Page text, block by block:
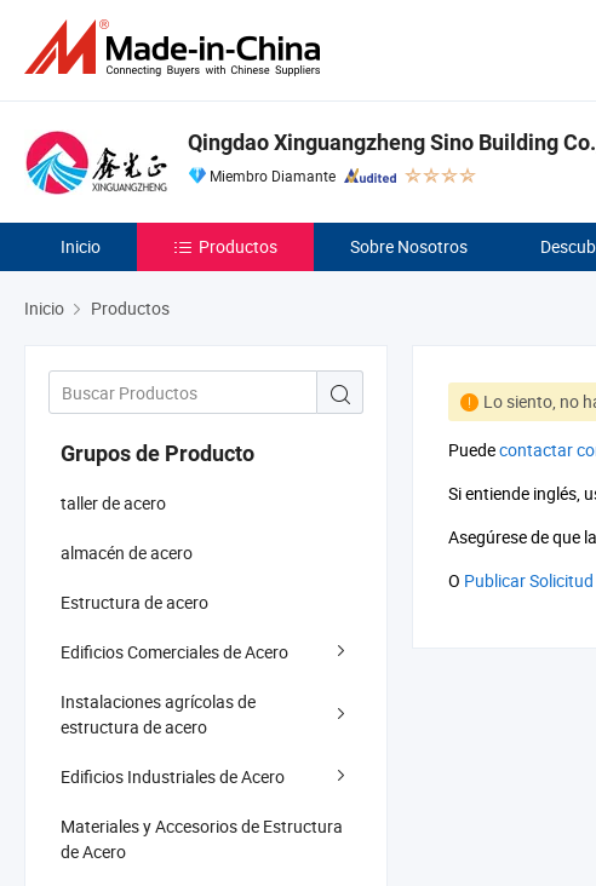
Qingdao Xinguangzheng Sino Building
Miembro Diamante
Inicio Productos Sobre Nosotros
Inicio Productos
Grupos de Producto
taller de acero
almacén de acero
Estructura de acero
Edificios Comerciales de Acero
Instalaciones agrícolas de
estructura de acero
Edificios Industriales de Acero
Materiales y Accesorios de Estructura
de Acero
Lo siento, no
Puedecontactar
Si entiende inglés,
Asegúrese de que
O Publicar